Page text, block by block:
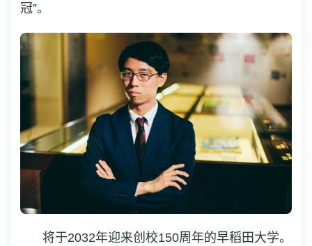
冠”。
将于2032年迎来创校150周年的早稻田大学。